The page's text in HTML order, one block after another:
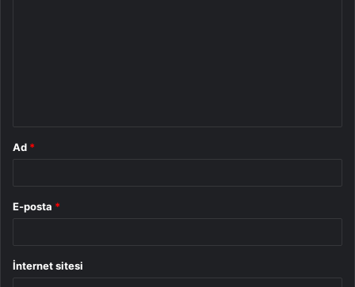
Ad *
E-posta *
İnternet sitesi